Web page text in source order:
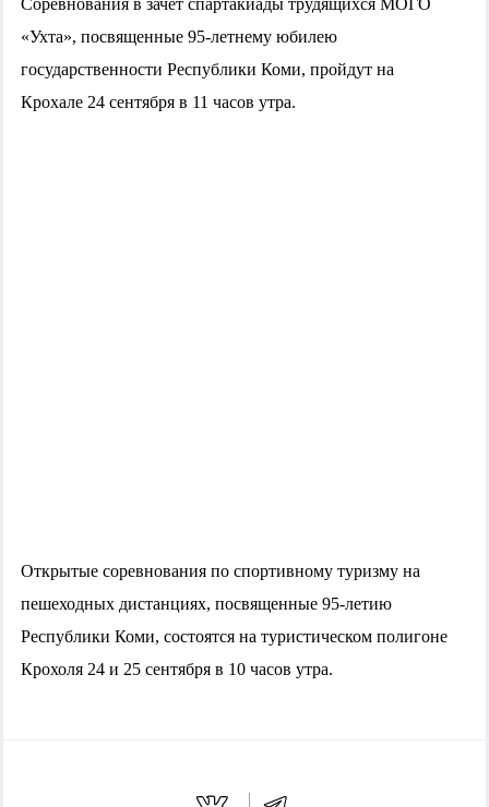
Соревнования в зачет спартакиады трудящихся МОГО
«Ухта», посвященные 95-летнему юбилею
государственности Республики Коми, пройдут на
Крохале 24 сентября в 11 часов утра.
Открытые соревнования по спортивному туризму на
пешеходных дистанциях, посвященные 95-летию
Республики Коми, состоятся на туристическом полигоне
Крохоля 24 и 25 сентября в 10 часов утра.